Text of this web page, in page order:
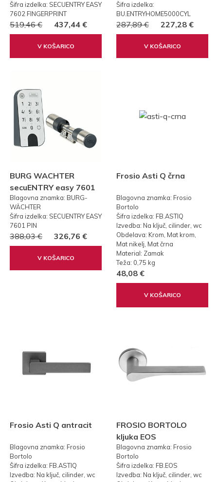
Šifra izdelka: SECUENTRY EASY
7602 FINGERPRINT
519,46 € 437,44 €
V KOŠARICO
Šifra izdelka:
BU.ENTRYHOME5000CYL
287,89 € 227,28 €
V KOŠARICO
BURG WACHTER
secuENTRY easy 7601
PIN KODA
Blagovna znamka: BURG-
WÄCHTER
Šifra izdelka: SECUENTRY EASY
7601 PIN
388,03 € 326,76 €
V KOŠARICO
Frosio Asti Q črna
Blagovna znamka: Frosio
Bortolo
Šifra izdelka: FB.ASTIQ
Izvedba: Na ključ, cilinder, wc
Obdelava: Krom, Mat krom,
Mat nikelj, Mat črna
Material: Zamak
Teža: 0,75 kg
48,08 €
V KOŠARICO
Frosio Asti Q antracit
Blagovna znamka: Frosio
Bortolo
Šifra izdelka: FB.ASTIQ
Izvedba: Na ključ, cilinder, wc
FROSIO BORTOLO
kljuka EOS
Blagovna znamka: Frosio
Bortolo
Šifra izdelka: FB.EOS
Izvedba: Na ključ, cilinder, wc